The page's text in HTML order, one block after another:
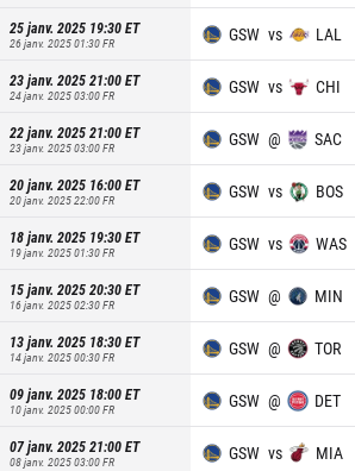
25 janv. 2025 19:30ET
26 janv. 2025 01:30FR GSW vs LAL
23 janv. 2025 21:00ET
24 janv. 2025 03:00FR GSW vs CHI
22 janv. 2025 21:00ET
23 janv. 2025 03:00FR GSW @ SAC
20 janv. 2025 16:00ET
20 janv. 2025 22:00FR GSW vs BOS
18 janv. 2025 19:30ET
19 janv. 2025 01:30FR GSW vs WAS
15 janv. 2025 20:30ET
16 janv. 2025 02:30FR GSW @ MIN
13 janv. 2025 18:30ET
14 janv. 2025 00:30FR GSW @ TOR
09 janv. 2025 18:00ET
10 janv. 2025 00:00FR GSW @ DET
07 janv. 2025 21:00ET
08 janv. 2025 03:00FR GSW vs MIA